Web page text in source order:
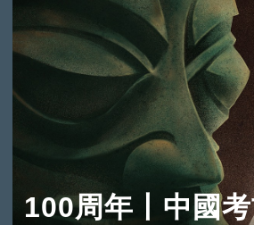
100周年丨中國